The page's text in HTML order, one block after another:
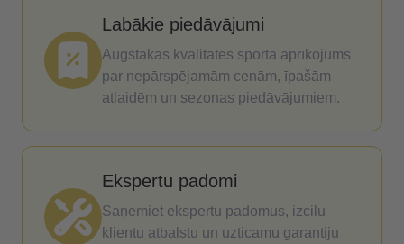
Labākie piedāvājumi
Augstākās kvalitātes sporta aprīkojums
par nepārspējamām cenām, īpašām
atlaidēm un sezonas piedāvājumiem.
Ekspertu padomi
Saņemiet ekspertu padomus, izcilu
klientu atbalstu un uzticamu garantiju